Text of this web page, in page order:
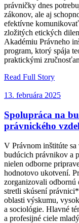
právničky dnes
zákonov, ale aj
efektívne
zložitých etických
Akadémiu Právneho
program, ktorý spája
praktickými
Read Full Story
13. februára 2025
Spolupráca na
právnického
V Právnom inštitúte sa
budúcich právnikov a
nielen odborne
hodnotovo ukotvení.
zorganizovali odbornú
stretli skúsení
oblasti výskumu,
a sociológie. Hlavné
a profesijné ciele